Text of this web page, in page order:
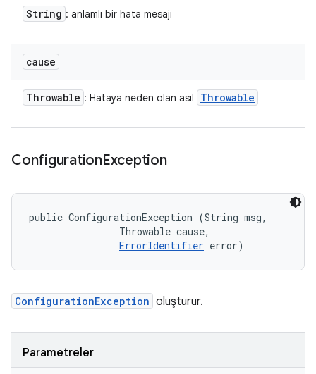
String : anlamlı bir hata mesajı
cause
Throwable : Hataya neden olan asıl Throwable
ConfigurationException
public ConfigurationException (String msg,
                Throwable cause,
ErrorIdentifier error)
ConfigurationException oluşturur.
Parametreler